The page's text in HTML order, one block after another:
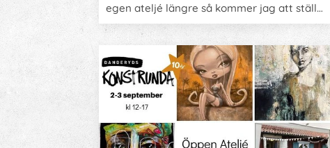
egen ateljé längre så kommer jag att ställa
ut min konst iSannYogaslokaler på Östra
Kyrkogatan 30 i centrala Nyköping.